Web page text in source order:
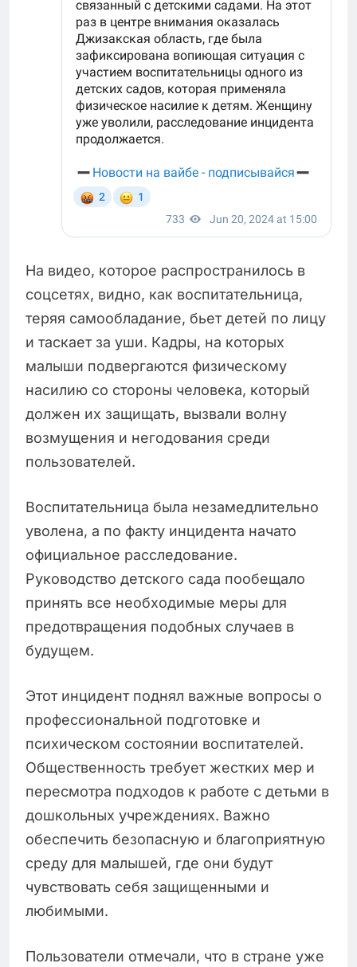
На видео, которое распространилось в
соцсетях, видно, как воспитательница,
теряя самообладание, бьет детей по лицу
и таскает за уши. Кадры, на которых
малыши подвергаются физическому
насилию со стороны человека, который
должен их защищать, вызвали волну
возмущения и негодования среди
пользователей.
Воспитательница была незамедлительно
уволена, а по факту инцидента начато
официальное расследование.
Руководство детского сада пообещало
принять все необходимые меры для
предотвращения подобных случаев в
будущем.
Этот инцидент поднял важные вопросы о
профессиональной подготовке и
психическом состоянии воспитателей.
Общественность требует жестких мер и
пересмотра подходов к работе с детьми в
дошкольных учреждениях. Важно
обеспечить безопасную и благоприятную
среду для малышей, где они будут
чувствовать себя защищенными и
любимыми.
Пользователи отмечали, что в стране уже